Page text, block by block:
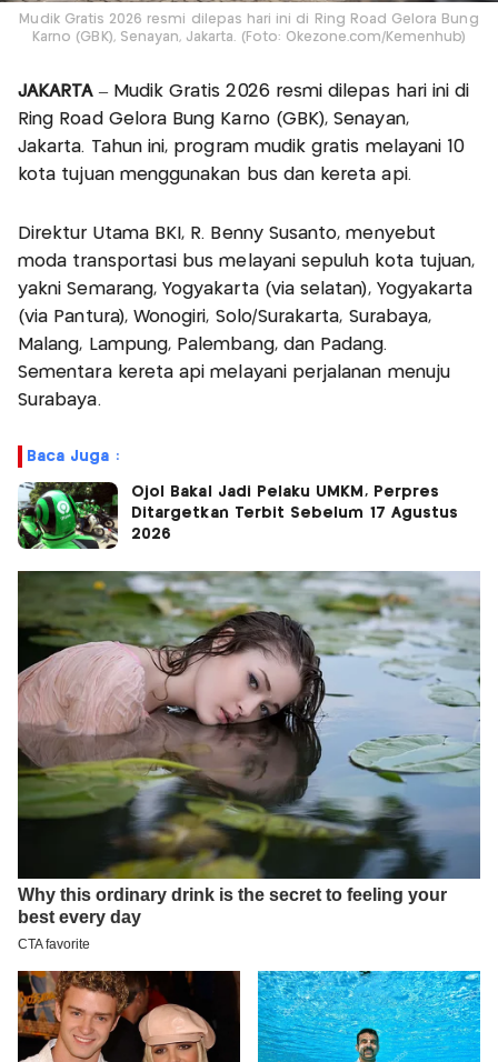
Mudik Gratis 2026 resmi dilepas hari ini di Ring Road Gelora Bung
Karno (GBK), Senayan, Jakarta. (Foto: Okezone.com/Kemenhub)
JAKARTA– Mudik Gratis 2026 resmi dilepas hari ini di
Ring Road Gelora Bung Karno (GBK), Senayan,
Jakarta. Tahun ini, program mudik gratis melayani 10
kota tujuan menggunakan bus dan kereta api.
Direktur Utama BKI, R. Benny Susanto, menyebut
moda transportasi bus melayani sepuluh kota tujuan,
yakni Semarang, Yogyakarta (via selatan), Yogyakarta
(via Pantura), Wonogiri, Solo/Surakarta, Surabaya,
Malang, Lampung, Palembang, dan Padang.
Sementara kereta api melayani perjalanan menuju
Surabaya.
Baca Juga :
Ojol Bakal Jadi Pelaku UMKM, Perpres
Ditargetkan Terbit Sebelum 17 Agustus
2026